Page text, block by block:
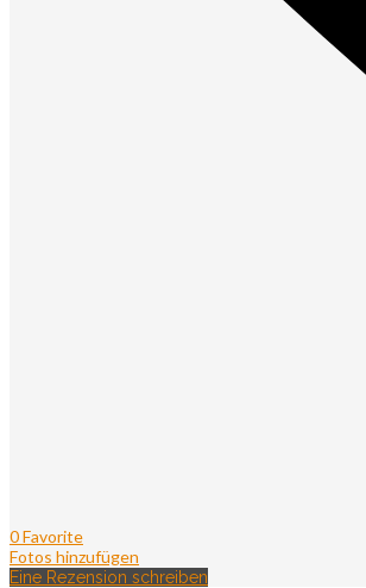
0 Favorite
Fotos hinzufügen
Eine Rezension schreiben